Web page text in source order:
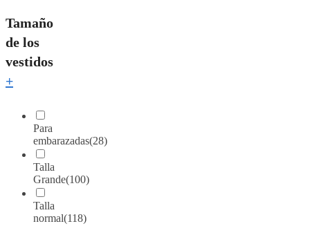
Tamaño
de los
vestidos
+
Para
embarazadas(28)
Talla
Grande(100)
Talla
normal(118)